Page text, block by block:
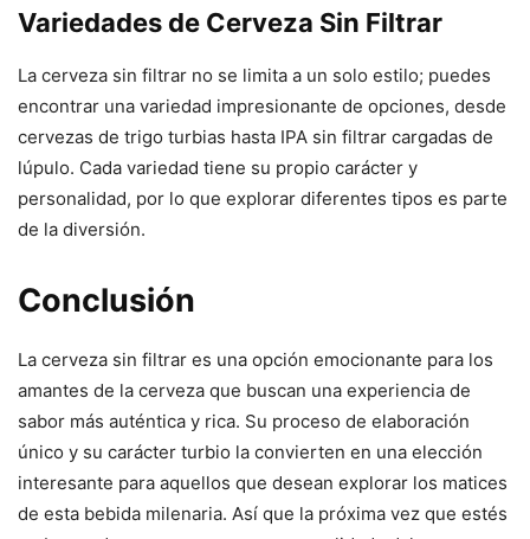
Variedades de Cerveza Sin Filtrar
La cerveza sin filtrar no se limita a un solo estilo; puedes
encontrar una variedad impresionante de opciones, desde
cervezas de trigo turbias hasta IPA sin filtrar cargadas de
lúpulo. Cada variedad tiene su propio carácter y
personalidad, por lo que explorar diferentes tipos es parte
de la diversión.
Conclusión
La cerveza sin filtrar es una opción emocionante para los
amantes de la cerveza que buscan una experiencia de
sabor más auténtica y rica. Su proceso de elaboración
único y su carácter turbio la convierten en una elección
interesante para aquellos que desean explorar los matices
de esta bebida milenaria. Así que la próxima vez que estés